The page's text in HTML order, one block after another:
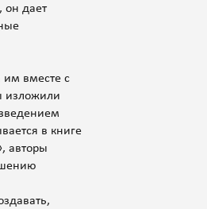
он дает
им вместе с
изложили
в книге
авторы